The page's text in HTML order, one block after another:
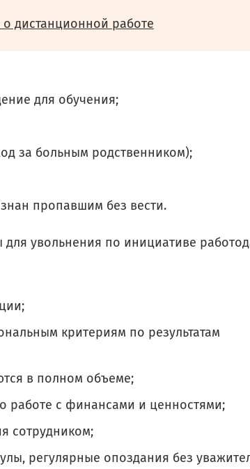
дистанционной работе
для обучения;
за больным родственником);
пропавшим без вести.
увольнения по инициативе
критериям по результатам
в полном объеме;
работе с финансами и ценностями;
сотрудником;
регулярные опоздания без